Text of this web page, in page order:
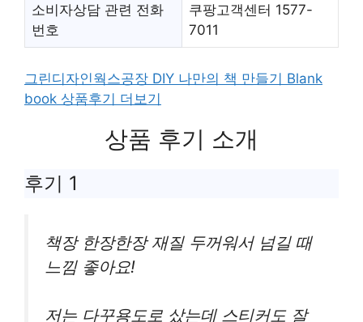
소비자상담 관련 전화
번호
쿠팡고객센터 1577-
7011
그린디자인웍스공장 DIY 나만의 책 만들기 Blank
book 상품후기 더보기
상품 후기 소개
후기 1
책장 한장한장 재질 두꺼워서 넘길 때
느낌 좋아요!
저는 다꾸용도로 샀는데 스티커도 잘